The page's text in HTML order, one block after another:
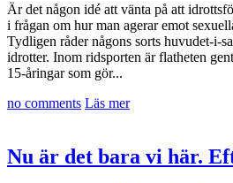
Är det någon idé att vänta på att
i frågan om hur man agerar emot
Tydligen råder någons sorts huvudet-i-
idrotter. Inom ridsporten är flatheten
15-åringar som gör...
no comments Läs mer
Nu är det bara vi här.